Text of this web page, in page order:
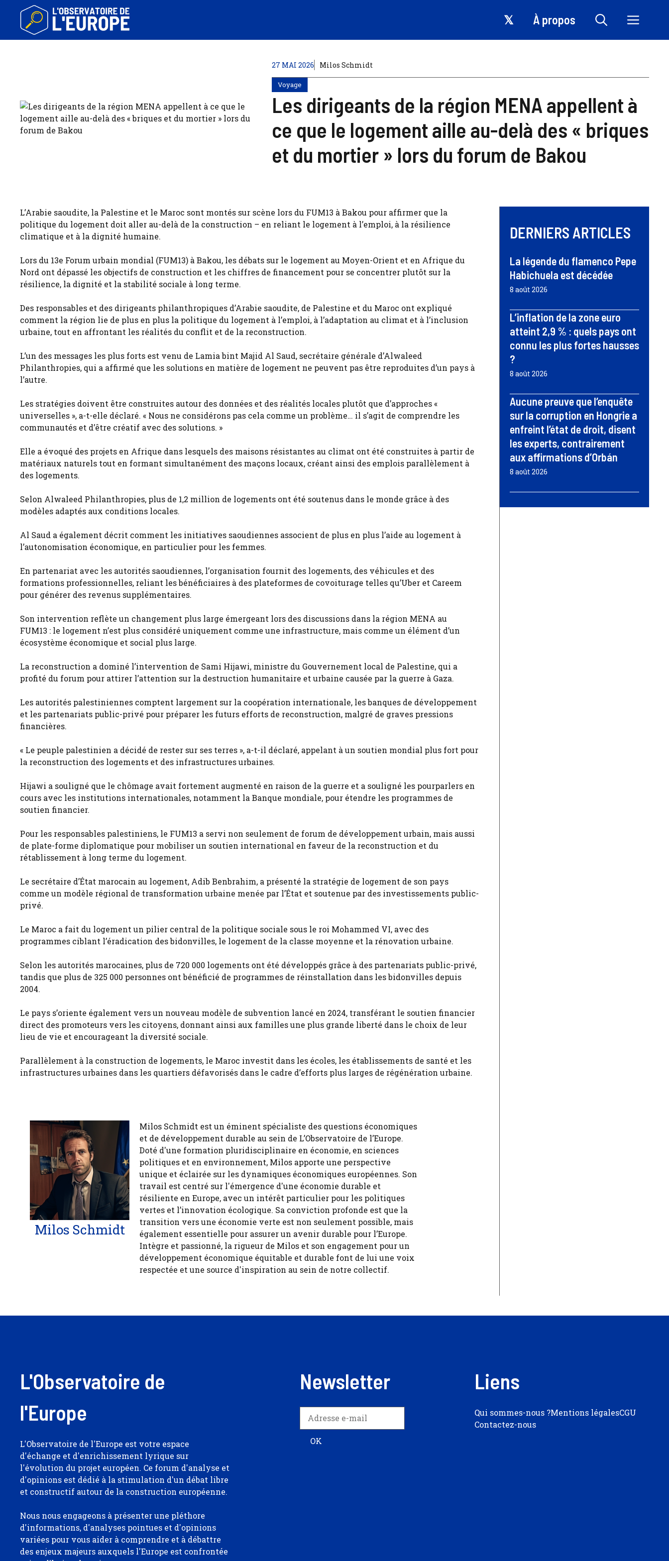
contenu
𝕏 À propos
27 MAI 2026 Milos Schmidt
Voyage
Les dirigeants de la région MENA appellent à
ce que le logement aille au-delà des « briques
et du mortier » lors du forum de Bakou
L’Arabie saoudite, la Palestine et le Maroc sont montés sur scène lors du FUM13 à Bakou pour affirmer que la
politique du logement doit aller au-delà de la construction – en reliant le logement à l’emploi, à la résilience
climatique et à la dignité humaine.
Lors du 13e Forum urbain mondial (FUM13) à Bakou, les débats sur le logement au Moyen-Orient et en Afrique du
Nord ont dépassé les objectifs de construction et les chiffres de financement pour se concentrer plutôt sur la
résilience, la dignité et la stabilité sociale à long terme.
Des responsables et des dirigeants philanthropiques d’Arabie saoudite, de Palestine et du Maroc ont expliqué
comment la région lie de plus en plus la politique du logement à l’emploi, à l’adaptation au climat et à l’inclusion
urbaine, tout en affrontant les réalités du conflit et de la reconstruction.
L’un des messages les plus forts est venu de Lamia bint Majid Al Saud, secrétaire générale d’Alwaleed
Philanthropies, qui a affirmé que les solutions en matière de logement ne peuvent pas être reproduites d’un pays à
l’autre.
Les stratégies doivent être construites autour des données et des réalités locales plutôt que d’approches «
universelles », a-t-elle déclaré. « Nous ne considérons pas cela comme un problème… il s’agit de comprendre les
communautés et d’être créatif avec des solutions. »
Elle a évoqué des projets en Afrique dans lesquels des maisons résistantes au climat ont été construites à partir de
matériaux naturels tout en formant simultanément des maçons locaux, créant ainsi des emplois parallèlement à
des logements.
Selon Alwaleed Philanthropies, plus de 1,2 million de logements ont été soutenus dans le monde grâce à des
modèles adaptés aux conditions locales.
Al Saud a également décrit comment les initiatives saoudiennes associent de plus en plus l’aide au logement à
l’autonomisation économique, en particulier pour les femmes.
En partenariat avec les autorités saoudiennes, l’organisation fournit des logements, des véhicules et des
formations professionnelles, reliant les bénéficiaires à des plateformes de covoiturage telles qu’Uber et Careem
pour générer des revenus supplémentaires.
Son intervention reflète un changement plus large émergeant lors des discussions dans la région MENA au
FUM13 : le logement n’est plus considéré uniquement comme une infrastructure, mais comme un élément d’un
écosystème économique et social plus large.
La reconstruction a dominé l’intervention de Sami Hijawi, ministre du Gouvernement local de Palestine, qui a
profité du forum pour attirer l’attention sur la destruction humanitaire et urbaine causée par la guerre à Gaza.
Les autorités palestiniennes comptent largement sur la coopération internationale, les banques de développement
et les partenariats public-privé pour préparer les futurs efforts de reconstruction, malgré de graves pressions
financières.
« Le peuple palestinien a décidé de rester sur ses terres », a-t-il déclaré, appelant à un soutien mondial plus fort pour
la reconstruction des logements et des infrastructures urbaines.
Hijawi a souligné que le chômage avait fortement augmenté en raison de la guerre et a souligné les pourparlers en
cours avec les institutions internationales, notamment la Banque mondiale, pour étendre les programmes de
soutien financier.
Pour les responsables palestiniens, le FUM13 a servi non seulement de forum de développement urbain, mais aussi
de plate-forme diplomatique pour mobiliser un soutien international en faveur de la reconstruction et du
rétablissement à long terme du logement.
Le secrétaire d’État marocain au logement, Adib Benbrahim, a présenté la stratégie de logement de son pays
comme un modèle régional de transformation urbaine menée par l’État et soutenue par des investissements public-
privé.
Le Maroc a fait du logement un pilier central de la politique sociale sous le roi Mohammed VI, avec des
programmes ciblant l’éradication des bidonvilles, le logement de la classe moyenne et la rénovation urbaine.
Selon les autorités marocaines, plus de 720 000 logements ont été développés grâce à des partenariats public-privé,
tandis que plus de 325 000 personnes ont bénéficié de programmes de réinstallation dans les bidonvilles depuis
2004.
Le pays s’oriente également vers un nouveau modèle de subvention lancé en 2024, transférant le soutien financier
direct des promoteurs vers les citoyens, donnant ainsi aux familles une plus grande liberté dans le choix de leur
lieu de vie et encourageant la diversité sociale.
Parallèlement à la construction de logements, le Maroc investit dans les écoles, les établissements de santé et les
infrastructures urbaines dans les quartiers défavorisés dans le cadre d’efforts plus larges de régénération urbaine.
Milos Schmidt
Milos Schmidt est un éminent spécialiste des questions économiques
et de développement durable au sein de L’Observatoire de l’Europe.
Doté d'une formation pluridisciplinaire en économie, en sciences
politiques et en environnement, Milos apporte une perspective
unique et éclairée sur les dynamiques économiques européennes. Son
travail est centré sur l'émergence d'une économie durable et
résiliente en Europe, avec un intérêt particulier pour les politiques
vertes et l’innovation écologique. Sa conviction profonde est que la
transition vers une économie verte est non seulement possible, mais
également essentielle pour assurer un avenir durable pour l’Europe.
Intègre et passionné, la rigueur de Milos et son engagement pour un
développement économique équitable et durable font de lui une voix
respectée et une source d'inspiration au sein de notre collectif.
DERNIERS ARTICLES
La légende du flamenco Pepe
Habichuela est décédée
8 août 2026
L’inflation de la zone euro
atteint 2,9 % : quels pays ont
connu les plus fortes hausses
?
8 août 2026
Aucune preuve que l’enquête
sur la corruption en Hongrie a
enfreint l’état de droit, disent
les experts, contrairement
aux affirmations d’Orbán
8 août 2026
L'Observatoire de
l'Europe
L'Observatoire de l'Europe est votre espace
d'échange et d'enrichissement lyrique sur
l'évolution du projet européen. Ce forum d'analyse et
d'opinions est dédié à la stimulation d'un débat libre
et constructif autour de la construction européenne.
Nous nous engageons à présenter une pléthore
d'informations, d'analyses pointues et d'opinions
variées pour vous aider à comprendre et à débattre
des enjeux majeurs auxquels l'Europe est confrontée
Newsletter Liens
Qui sommes-nous ?Mentions légalesCGU
Contactez-nous